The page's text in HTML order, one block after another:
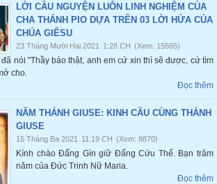
LỜI CẦU NGUYỆN LUÔN LINH NGHIỆM CỦA
CHA THÁNH PIO DỰA TRÊN 03 LỜI HỨA CỦA
CHÚA GIÊSU
23 Tháng Mười Hai 2021 1:28 CH (Xem: 15565)
nói "Thầy bảo thật, anh em cứ xin thì sẽ được, cứ tìm
cho.
Đọc thêm
NĂM THÁNH GIUSE: KINH CẦU CÙNG THÁNH
GIUSE
15 Tháng Ba 2021 11:19 CH (Xem: 8870)
Kính chào Đấng Gìn giữ Đấng Cứu Thế. Bạn trăm
năm của Đức Trinh Nữ Maria.
Đọc thêm